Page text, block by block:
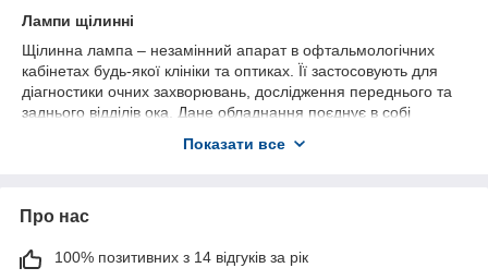
Лампи щілинні
Щілинна лампа – незамінний апарат в офтальмологічних
кабінетах будь-якої клініки та оптиках. Її застосовують для
діагностики очних захворювань, дослідження переднього та
заднього відділів ока. Дане обладнання поєднує в собі
провідних виробників за невисокою ціною.
Показати все
Про нас
100% позитивних з 14 відгуків за рік